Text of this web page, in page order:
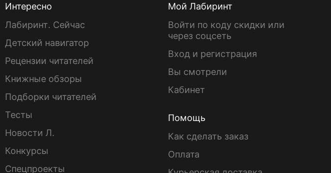
Интересно
Лабиринт. Сейчас
Детский навигатор
Рецензии читателей
Книжные обзоры
Подборки читателей
Тесты
Новости Л.
Конкурсы
Спецпроекты
Мой Лабиринт
Войти по коду скидки или
через соцсеть
Вход и регистрация
Вы смотрели
Кабинет
Помощь
Как сделать заказ
Оплата